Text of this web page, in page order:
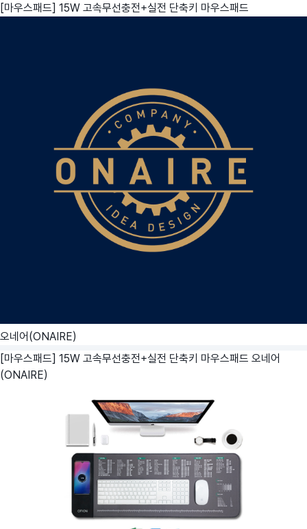
[마우스패드] 15W 고속무선충전+실전 단축키 마우스패드
오네어(ONAIRE)
[마우스패드] 15W 고속무선충전+실전 단축키 마우스패드 오네어
(ONAIRE)